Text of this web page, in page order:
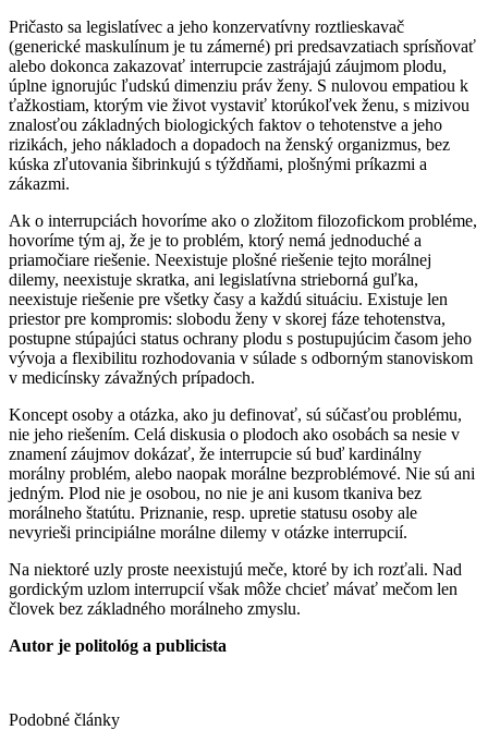
Pričasto sa legislatívec a jeho konzervatívny roztlieskavač
(generické maskulínum je tu zámerné) pri predsavzatiach sprísňovať
alebo dokonca zakazovať interrupcie zastrájajú záujmom plodu,
úplne ignorujúc ľudskú dimenziu práv ženy. S nulovou empatiou k
ťažkostiam, ktorým vie život vystaviť ktorúkoľvek ženu, s mizivou
znalosťou základných biologických faktov o tehotenstve a jeho
rizikách, jeho nákladoch a dopadoch na ženský organizmus, bez
kúska zľutovania šibrinkujú s týždňami, plošnými príkazmi a
zákazmi.
Ak o interrupciách hovoríme ako o zložitom filozofickom probléme,
hovoríme tým aj, že je to problém, ktorý nemá jednoduché a
priamočiare riešenie. Neexistuje plošné riešenie tejto morálnej
dilemy, neexistuje skratka, ani legislatívna strieborná guľka,
neexistuje riešenie pre všetky časy a každú situáciu. Existuje len
priestor pre kompromis: slobodu ženy v skorej fáze tehotenstva,
postupne stúpajúci status ochrany plodu s postupujúcim časom jeho
vývoja a flexibilitu rozhodovania v súlade s odborným stanoviskom
v medicínsky závažných prípadoch.
Koncept osoby a otázka, ako ju definovať, sú súčasťou problému,
nie jeho riešením. Celá diskusia o plodoch ako osobách sa nesie v
znamení záujmov dokázať, že interrupcie sú buď kardinálny
morálny problém, alebo naopak morálne bezproblémové. Nie sú ani
jedným. Plod nie je osobou, no nie je ani kusom tkaniva bez
morálneho štatútu. Priznanie, resp. upretie statusu osoby ale
nevyrieši principiálne morálne dilemy v otázke interrupcií.
Na niektoré uzly proste neexistujú meče, ktoré by ich rozťali. Nad
gordickým uzlom interrupcií však môže chcieť mávať mečom len
človek bez základného morálneho zmyslu.
Autor je politológ a publicista
Podobné články